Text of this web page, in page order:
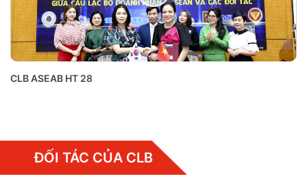
CLB ASEAB HT 28
ĐỐI TÁC CỦA CLB